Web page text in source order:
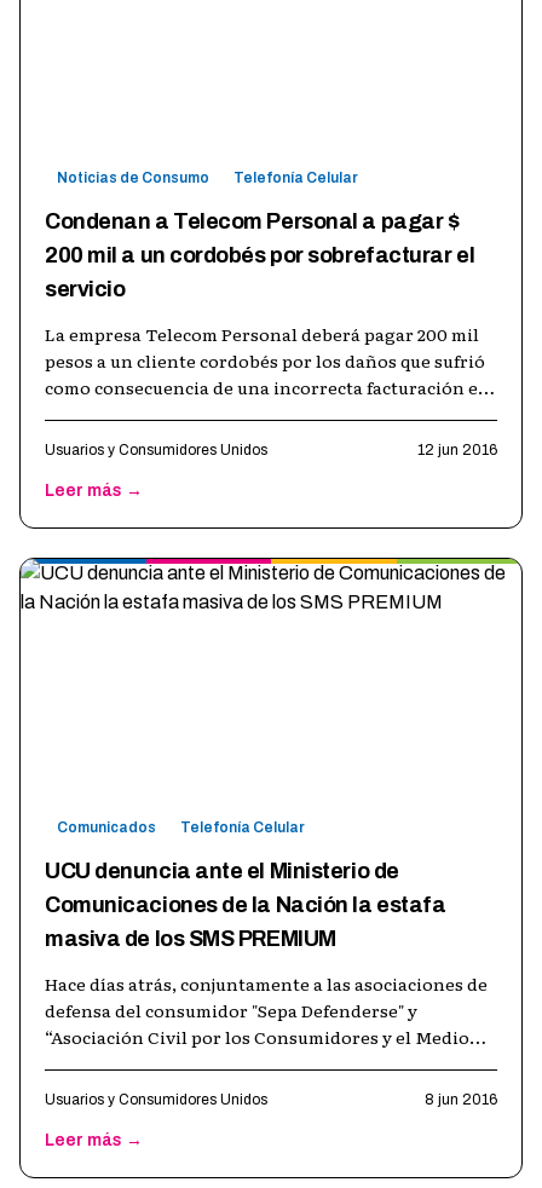
Noticias de Consumo Telefonía Celular
Condenan a Telecom Personal a pagar $
200 mil a un cordobés por sobrefacturar el
servicio
La empresa Telecom Personal deberá pagar 200 mil
pesos a un cliente cordobés por los daños que sufrió
como consecuencia de una incorrecta facturación en
Usuarios y Consumidores Unidos 12 jun 2016
Leer más →
Comunicados Telefonía Celular
UCU denuncia ante el Ministerio de
Comunicaciones de la Nación la estafa
masiva de los SMS PREMIUM
Hace días atrás, conjuntamente a las asociaciones de
defensa del consumidor "Sepa Defenderse" y
“Asociación Civil por los Consumidores y el Medio
Usuarios y Consumidores Unidos 8 jun 2016
Leer más →